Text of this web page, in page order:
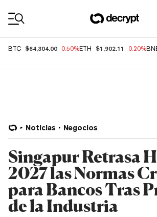
BTC $64,304.00 -0.50%ETH $1,902.11 -0.20%
Noticias Negocios
Singapur Retrasa
2027 las Normas
para Bancos Tras
de la Industria